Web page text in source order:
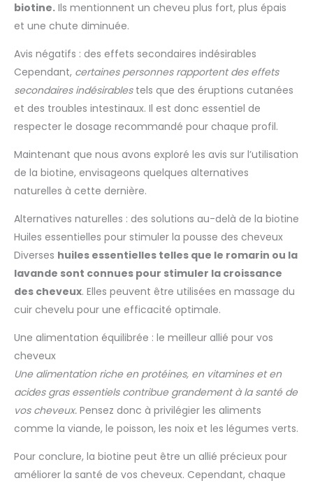
biotine. Ils mentionnent un cheveu plus fort, plus épais
et une chute diminuée.
Avis négatifs : des effets secondaires indésirables
Cependant, certaines personnes rapportent des effets
secondaires indésirablestels que des éruptions cutanées
et des troubles intestinaux. Il est donc essentiel de
respecter le dosage recommandé pour chaque profil.
Maintenant que nous avons exploré les avis sur l’utilisation
de la biotine, envisageons quelques alternatives
naturelles à cette dernière.
Alternatives naturelles : des solutions au-delà de la biotine
Huiles essentielles pour stimuler la pousse des cheveux
Diverses huiles essentielles telles que le romarin ou la
lavande sont connues pour stimuler la croissance
des cheveux. Elles peuvent être utilisées en massage du
cuir chevelu pour une efficacité optimale.
Une alimentation équilibrée : le meilleur allié pour vos
cheveux
Une alimentation riche en protéines, en vitamines et en
acides gras essentiels contribue grandement à la santé de
vos cheveux. Pensez donc à privilégier les aliments
comme la viande, le poisson, les noix et les légumes verts.
Pour conclure, la biotine peut être un allié précieux pour
améliorer la santé de vos cheveux. Cependant, chaque